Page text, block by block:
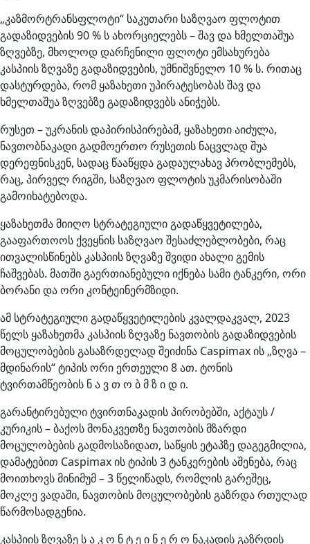
„კაზმორტრანსფლოტი“ საკუთარი საზღვაო ფლოტით
გადაზიდვების 90 % ს ახორციელებს – შავ და ხმელთაშუა
ზღვებზე, მხოლოდ დარჩენილი ფლოტი ემსახურება
კასპიის ზღვაზე გადაზიდვების, უმნიშვნელო 10 % ს. რითაც
დასტურდება, რომ ყაზახეთი უპირატესობას შავ და
ხმელთაშუა ზღვებზე გადაზიდვებს ანიჭებს.
რუსეთ – უკრანის დაპირისპირებამ, ყაზახეთი აიძულა,
ნავთობნაკადი გადმოერთო რუსეთის ნაცვლად შუა
დერეფნისკენ, სადაც წააწყდა გადაულახავ პრობლემებს,
რაც, პირველ რიგში, საზღვაო ფლოტის უკმარისობაში
გამოიხატებოდა.
ყაზახეთმა მიიღო სტრატეგიული გადაწყვეტილება,
გააფართოოს ქვეყნის საზღვაო შესაძლებლობები, რაც
ითვალისწინებს კასპიის ზღვაზე შვიდი ახალი გემის
ჩაშვებას. მათში გაერთიანებული იქნება სამი ტანკერი, ორი
ბორანი და ორი კონტეინერმზიდი.
ამ სტრატეგიული გადაწყვეტილების კვალდაკვალ, 2023
წელს ყაზახეთმა კასპიის ზღვაზე ნავთობის გადაზიდვების
მოცულობების გასაზრდელად შეიძინა Caspimax ის „ზღვა –
მდინარის“ ტიპის ორი ერთეული 8 ათ. ტონის
ტვირთამწეობის ნ ა ვ თ ო ბ მ ზ ი დ ი.
გარანტირებული ტვირთნაკადის პირობებში, აქტაუს /
კურიკის – ბაქოს მონაკვეთზე ნავთობის მზარდი
მოცულობების გადმოსაზიდათ, საწყის ეტაპზე დაგეგმილია,
დამატებით Caspimax ის ტიპის 3 ტანკერების აშენება, რაც
მოითხოვს მინიმუმ – 3 წელიწადს, რომლის გარეშეც,
მოკლე ვადაში, ნავთობის მოცულობების გაზრდა რთულად
წარმოსადგენია.
კასპიის ზღვაზე ს ა კ ო ნ ტ ე ი ნ ე რ ო ნაკადის გაზრდის